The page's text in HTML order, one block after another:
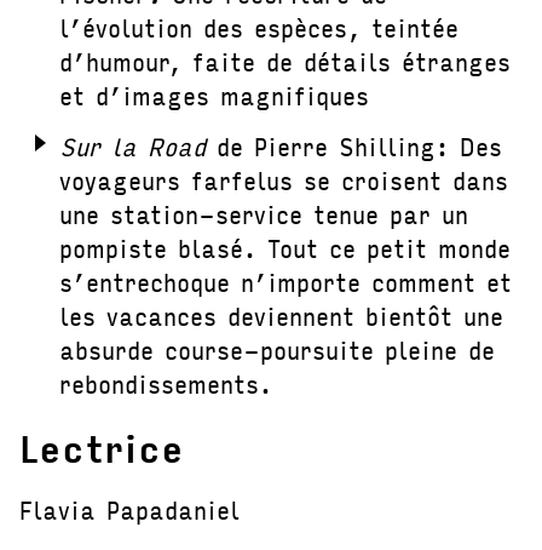
l’évolution des espèces, teintée
d’humour, faite de détails étranges
et d’images magnifiques
Sur la Road de Pierre Shilling: Des
voyageurs farfelus se croisent dans
une station-service tenue par un
pompiste blasé. Tout ce petit monde
s’entrechoque n’importe comment et
les vacances deviennent bientôt une
absurde course-poursuite pleine de
rebondissements.
Lectrice
Flavia Papadaniel